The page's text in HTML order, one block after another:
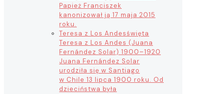
Papież Franciszek
kanonizował ją 17 maja 2015
roku.
Teresa z Los Andesświęta
Teresa z Los Andes (Juana
Fernández Solar) 1900–1920
Juana Fernández Solar
urodziła się w Santiago
w Chile 13 lipca 1900 roku. Od
dzieciństwa była